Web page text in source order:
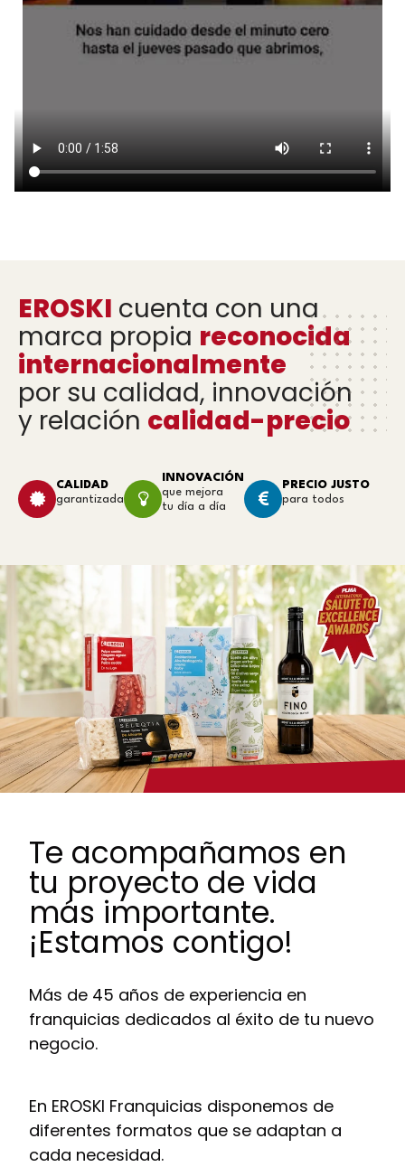
EROSKI cuenta con una
marca propia reconocida
internacionalmente
por su calidad, innovación
y relación calidad-precio
CALIDAD
garantizada
INNOVACIÓN
que mejora
tu día a día
PRECIO JUSTO
para todos
Te acompañamos en
tu proyecto de vida
más importante.
¡Estamos contigo!
Más de 45 años de experiencia en
franquicias dedicados al éxito de tu nuevo
negocio.
En EROSKI Franquicias disponemos de
diferentes formatos que se adaptan a
cada necesidad.